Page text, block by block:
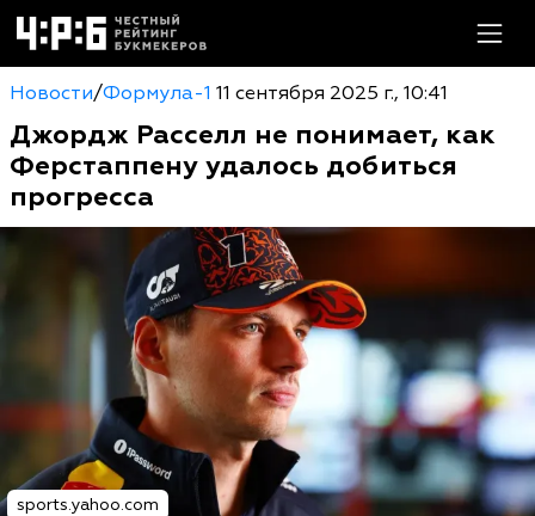
Новости/Формула-1 11 сентября 2025 г., 10:41
Джордж Расселл не понимает, как
Ферстаппену удалось добиться
прогресса
sports.yahoo.com